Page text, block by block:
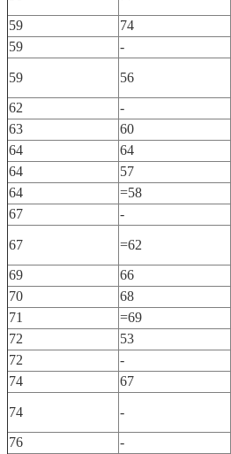
59
74
59
-
59 56
62 -
63
60
64
64
64
57
64
=58
67
-
67 =62
69
66
70
68
71
=69
72
53
72
-
74
67
74 -
76 -